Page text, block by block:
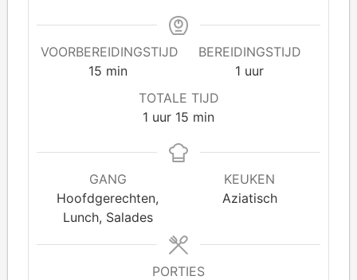
VOORBEREIDINGSTIJD
15 min
BEREIDINGSTIJD
1 uur
TOTALE TIJD
1 uur 15 min
GANG
Hoofdgerechten,
Lunch, Salades
KEUKEN
Aziatisch
PORTIES